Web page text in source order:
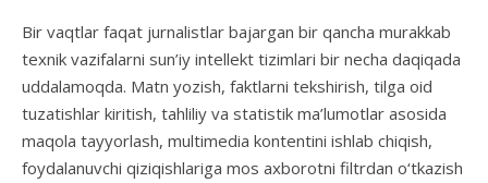
Bir vaqtlar faqat jurnalistlar bajargan bir qancha murakkab
texnik vazifalarni sun’iy intellekt tizimlari bir necha daqiqada
uddalamoqda. Matn yozish, faktlarni tekshirish, tilga oid
tuzatishlar kiritish, tahliliy va statistik ma’lumotlar asosida
maqola tayyorlash, multimedia kontentini ishlab chiqish,
foydalanuvchi qiziqishlariga mos axborotni filtrdan o‘tkazish